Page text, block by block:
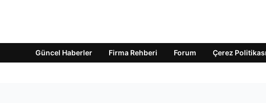
Güncel Haberler Firma Rehberi Forum Çerez Politikası